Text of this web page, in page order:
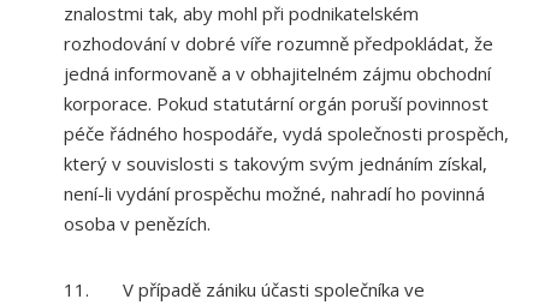
znalostmi tak, aby mohl při podnikatelském
rozhodování v dobré víře rozumně předpokládat, že
jedná informovaně a v obhajitelném zájmu obchodní
korporace. Pokud statutární orgán poruší povinnost
péče řádného hospodáře, vydá společnosti prospěch,
který v souvislosti s takovým svým jednáním získal,
není-li vydání prospěchu možné, nahradí ho povinná
osoba v penězích.
11. V případě zániku účasti společníka ve